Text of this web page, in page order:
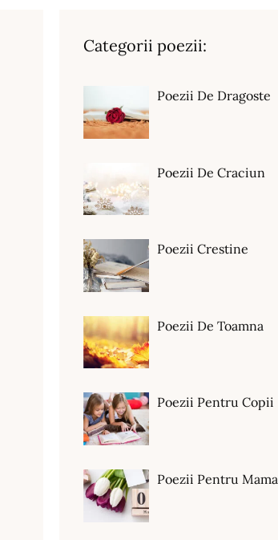
Categorii poezii:
Poezii De Dragoste
Poezii De Craciun
Poezii Crestine
Poezii De Toamna
Poezii Pentru Copii
Poezii Pentru Mama